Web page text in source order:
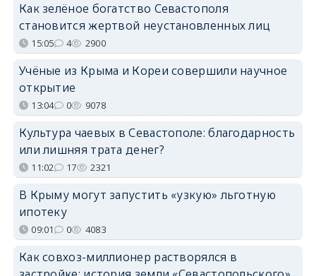
Как зелёное богатство Севастополя
становится жертвой неустановленных лиц
15:05 4 2900
Учёные из Крыма и Кореи совершили научное
открытие
13:04 0 9078
Культура чаевых в Севастополе: благодарность
или лишняя трата денег?
11:02 17 2321
В Крыму могут запустить «узкую» льготную
ипотеку
09:01 0 4083
Как совхоз-миллионер растворялся в